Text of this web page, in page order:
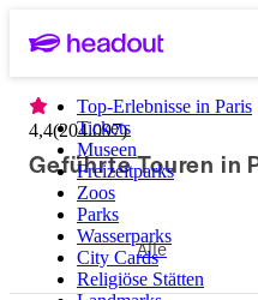
Top-Erlebnisse in Paris
Tickets
Museen
Freizeitparks
Zoos
Parks
Wasserparks
City Cards
Religiöse Stätten
4,4(204.097)
Geführte Touren in
Alle